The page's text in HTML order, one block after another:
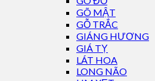
GÕ MẬT
GỖ TRẮC
GIÁNG HƯƠNG
GIÁ TỴ
LÁT HOA
LONG NÃO